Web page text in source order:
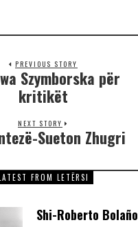
PREVIOUS STORY
Szymborska për
kritikët
NEXT STORY
Sueton Zhugri
FROM LETËRSI
Shi-Roberto Bolaño